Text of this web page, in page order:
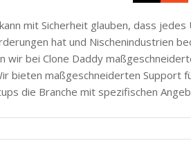
mit Sicherheit glauben, dass
hat und Nischenindustrien
wir bei Clone Daddy
bieten maßgeschneiderten Support
die Branche mit spezifischen